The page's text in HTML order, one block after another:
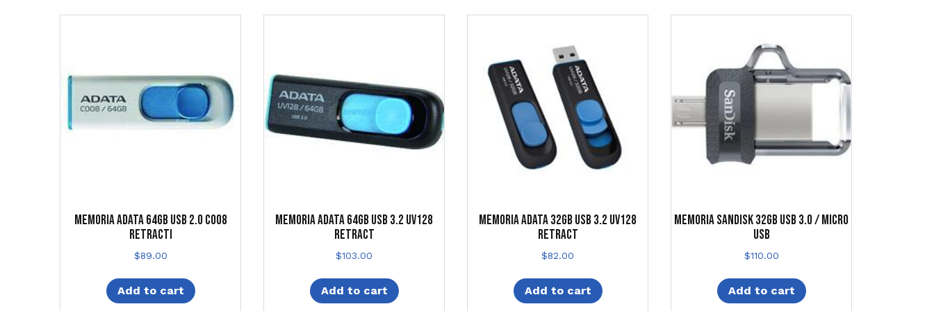
MEMORIA ADATA 64GB USB 2.0 C008
RETRACTI
$89.00
Add to cart
MEMORIA ADATA 64GB USB 3.2 UV128
RETRACT
$103.00
Add to cart
MEMORIA ADATA 32GB USB 3.2 UV128
RETRACT
$82.00
Add to cart
MEMORIA SANDISK 32GB USB 3.0 / MICRO
USB
$110.00
Add to cart